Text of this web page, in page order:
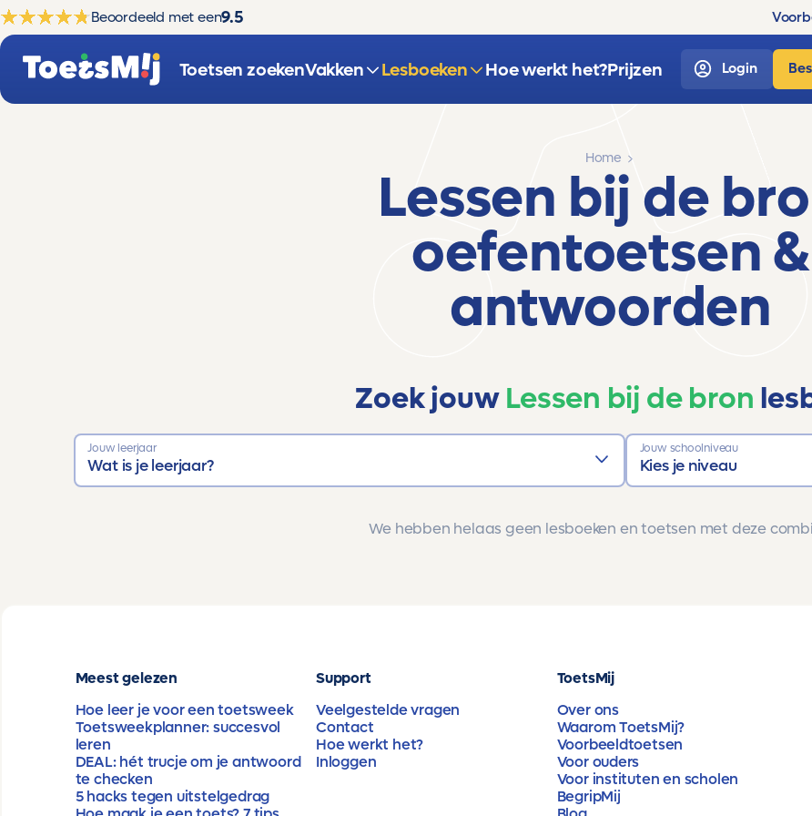
Beoordeeld met een9.5
Toetsen zoekenVakken Lesboeken Hoe werkt het?Prijzen Login
Home
Lessen bij de
oefentoetsen &
antwoorden
Zoek jouwLessen bij de bron
Jouw leerjaar
Wat is je leerjaar?
Jouw schoolniveau
Kies je niveau
We hebben helaas geen lesboeken en toetsen met deze
Meest gelezen
Hoe leer je voor een toetsweek
Toetsweekplanner: succesvol
leren
DEAL: hét trucje om je antwoord
te checken
5 hacks tegen uitstelgedrag
Support
Veelgestelde vragen
Contact
Hoe werkt het?
Inloggen
ToetsMij
Over ons
Waarom ToetsMij?
Voorbeeldtoetsen
Voor ouders
Voor instituten en scholen
BegripMij